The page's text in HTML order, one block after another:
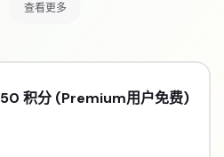
查看更多
50 积分 (Premium用户免费)